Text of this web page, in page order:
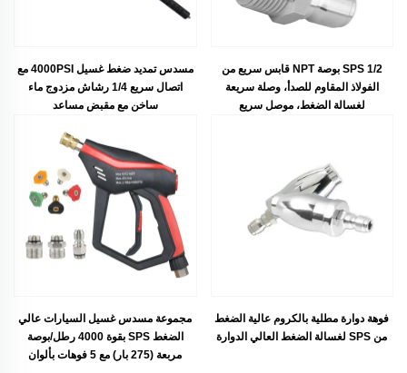
مسدس تمديد ضغط غسيل 4000PSI مع
اتصال سريع 1/4 رشاش مزدوج ماء
ساخن مع مقبض مساعد
SPS 1/2 بوصة NPT قابس سريع من
الفولاذ المقاوم للصدأ، وصلة سريعة
لغسالة الضغط، موصل سريع
مجموعة مسدس غسيل السيارات عالي
الضغط SPS بقوة 4000 رطل/بوصة
مربعة (275 بار) مع 5 فوهات بألوان
فوهة دوارة مطلية بالكروم عالية الضغط
من SPS لغسالة الضغط العالي الدوارة